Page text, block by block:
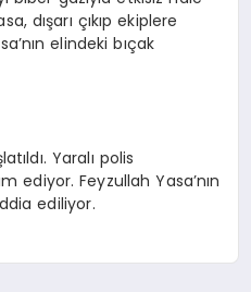
dışarı çıkıp ekiplere
elindeki bıçak
Yaralı polis
Feyzullah Yasa’nın
ediliyor.